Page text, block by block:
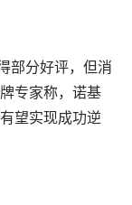
部分好评，但消
专家称，诺基
望实现成功逆